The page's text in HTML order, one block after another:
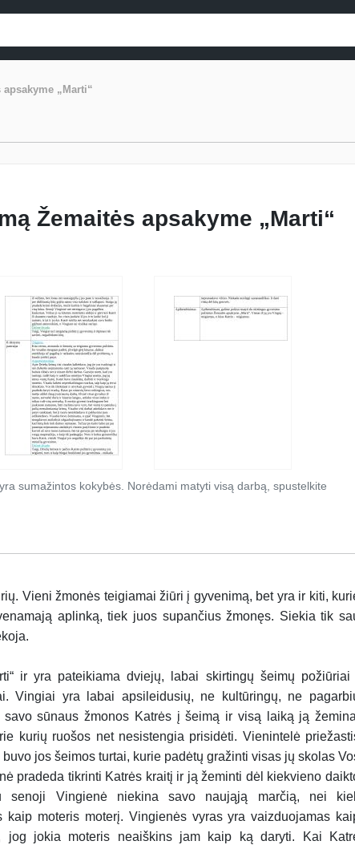
„Marti“
Žemaitės apsakyme „Marti“
sumažintos kokybės. Norėdami matyti visą darbą, spustelkite
Vieni žmonės teigiamai žiūri į gyvenimą, bet yra ir kiti,
aplinką, tiek juos supančius žmonęs. Siekia tik
ir yra pateikiama dviejų, labai skirtingų šeimų
Vingiai yra labai apsileidusių, ne kultūringų, ne
sūnaus žmonos Katrės į šeimą ir visą laiką ją
kurių ruošos net nesistengia prisidėti. Vienintelė
jos šeimos turtai, kurie padėtų gražinti visas jų skolas
pradeda tikrinti Katrės kraitį ir ją žeminti dėl kiekvieno
senoji Vingienė niekina savo naująją marčią, nei
kaip moteris moterį. Vingienės vyras yra vaizduojamas
jog jokia moteris neaiškins jam kaip ką daryti. Kai